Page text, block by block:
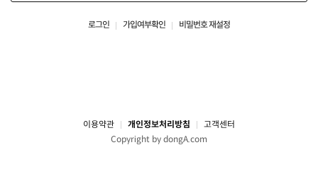
로그인 가입여부확인 비밀번호 재설정
이용약관 개인정보처리방침
고객센터
Copyright by dongA.com